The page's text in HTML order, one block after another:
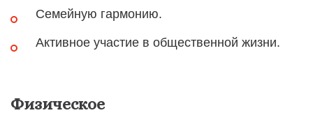
Семейную гармонию.
Активное участие в общественной жизни.
Физическое